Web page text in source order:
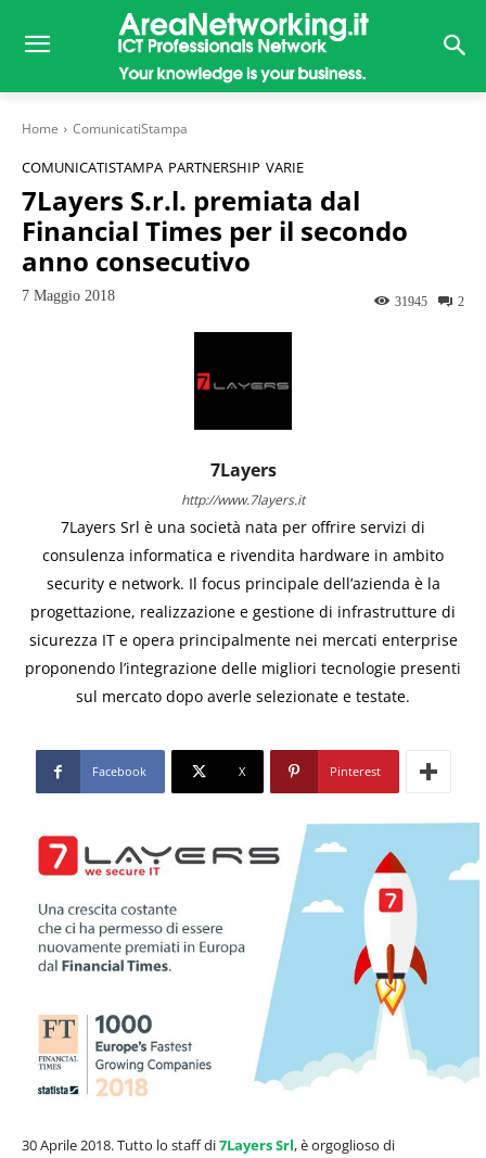
Home ComunicatiStampa
COMUNICATISTAMPA PARTNERSHIP VARIE
7Layers S.r.l. premiata dal
Financial Times per il secondo
anno consecutivo
7 Maggio 2018 2
31945
7Layers
http://www.7layers.it
7Layers Srl è una società nata per offrire servizi di
consulenza informatica e rivendita hardware in ambito
security e network. Il focus principale dell’azienda è la
progettazione, realizzazione e gestione di infrastrutture di
sicurezza IT e opera principalmente nei mercati enterprise
proponendo l’integrazione delle migliori tecnologie presenti
sul mercato dopo averle selezionate e testate.
Facebook X Pinterest
30 Aprile 2018. Tutto lo staff di7Layers Srl, è orgoglioso di